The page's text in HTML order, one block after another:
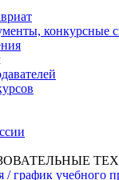
конкурсные
/ график учебного